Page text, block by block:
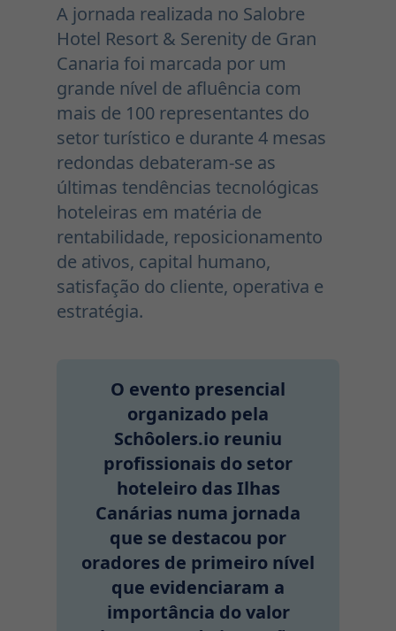
A jornada realizada no Salobre
Hotel Resort & Serenity de Gran
Canaria foi marcada por um
grande nível de afluência com
mais de 100 representantes do
setor turístico e durante 4 mesas
redondas debateram-se as
últimas tendências tecnológicas
hoteleiras em matéria de
rentabilidade, reposicionamento
de ativos, capital humano,
satisfação do cliente, operativa e
estratégia.
O evento presencial
organizado pela
Schôolers.io reuniu
profissionais do setor
hoteleiro das Ilhas
Canárias numa jornada
que se destacou por
oradores de primeiro nível
que evidenciaram a
importância do valor